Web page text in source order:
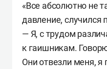
«Все абсолютно не
давление, случился
— Я, с трудом
к гаишникам.
Они отвезли меня, я